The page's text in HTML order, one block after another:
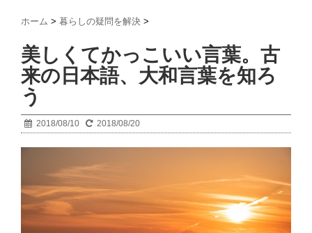
ホーム > 暮らしの疑問を解決 >
美しくてかっこいい言葉。古
来の日本語、大和言葉を知ろ
う
2018/08/10 2018/08/20